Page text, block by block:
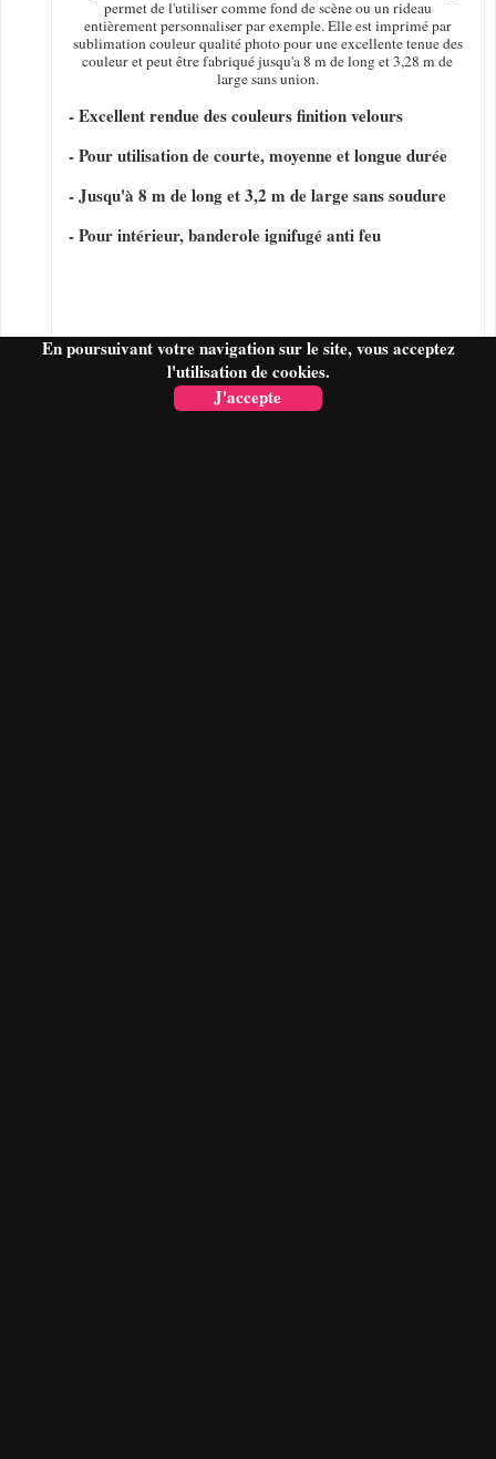
En poursuivant votre navigation sur le site, vous acceptez
l'utilisation de cookies.
J'accepte
permet de l'utiliser comme fond de scène ou un rideau
entièrement personnaliser par exemple. Elle est imprimé par
sublimation couleur qualité photo pour une excellente tenue des
couleur et peut être fabriqué jusqu'a 8 m de long et 3,28 m de
large sans union.
- Excellent rendue des couleurs finition velours
- Pour utilisation de courte, moyenne et longue durée
- Jusqu'à 8 m de long et 3,2 m de large sans soudure
- Pour intérieur, banderole ignifugé anti feu